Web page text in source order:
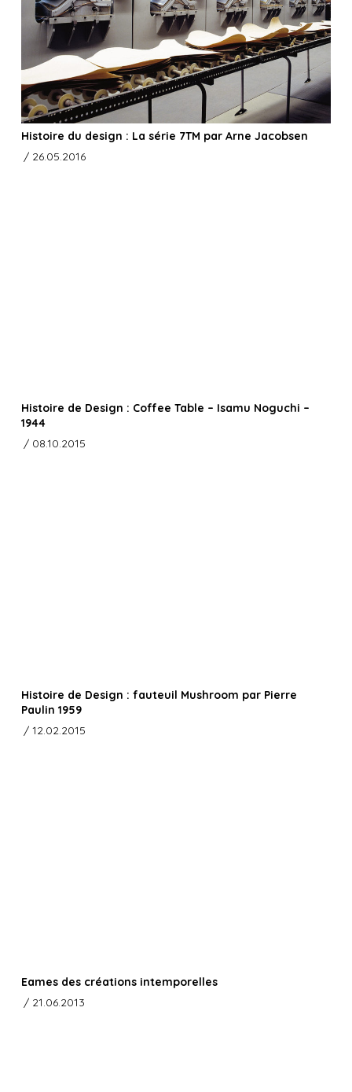
Histoire du design : La série 7TM par Arne Jacobsen
/ 26.05.2016
Histoire de Design : Coffee Table – Isamu Noguchi –
1944
/ 08.10.2015
Histoire de Design : fauteuil Mushroom par Pierre
Paulin 1959
/ 12.02.2015
Eames des créations intemporelles
/ 21.06.2013